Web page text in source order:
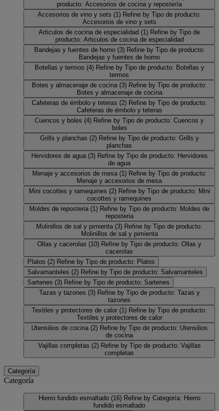
producto: Accesorios de cocina y repostería
Accesorios de vino y sets (1) Refine by Tipo de producto:
Accesorios de vino y sets
Articulos de cocina de especialidad (1) Refine by Tipo de
producto: Articulos de cocina de especialidad
Bandejas y fuentes de horno (3) Refine by Tipo de producto:
Bandejas y fuentes de horno
Botellas y termos (4) Refine by Tipo de producto: Botellas y
termos
Botes y almacenaje de cocina (3) Refine by Tipo de producto:
Botes y almacenaje de cocina
Cafeteras de émbolo y teteras (2) Refine by Tipo de producto:
Cafeteras de émbolo y teteras
Cuencos y boles (4) Refine by Tipo de producto: Cuencos y
boles
Grills y planchas (2) Refine by Tipo de producto: Grills y
planchas
Hervidores de agua (3) Refine by Tipo de producto: Hervidores
de agua
Menaje y accesorios de mesa (1) Refine by Tipo de producto:
Menaje y accesorios de mesa
Mini cocottes y ramequines (2) Refine by Tipo de producto: Mini
cocottes y ramequines
Moldes de reposteria (1) Refine by Tipo de producto: Moldes de
reposteria
Molinillos de sal y pimienta (3) Refine by Tipo de producto:
Molinillos de sal y pimienta
Ollas y cacerolas (10) Refine by Tipo de producto: Ollas y
cacerolas
Platos (2) Refine by Tipo de producto: Platos
Salvamanteles (2) Refine by Tipo de producto: Salvamanteles
Sartenes (3) Refine by Tipo de producto: Sartenes
Tazas y tazones (3) Refine by Tipo de producto: Tazas y
tazones
Textiles y protectores de calor (1) Refine by Tipo de producto:
Textiles y protectores de calor
Utensilios de cocina (2) Refine by Tipo de producto: Utensilios
de cocina
Vajillas completas (2) Refine by Tipo de producto: Vajillas
completas
Categoría
Categoría
Hierro fundido esmaltado (16) Refine by Categoría: Hierro
fundido esmaltado